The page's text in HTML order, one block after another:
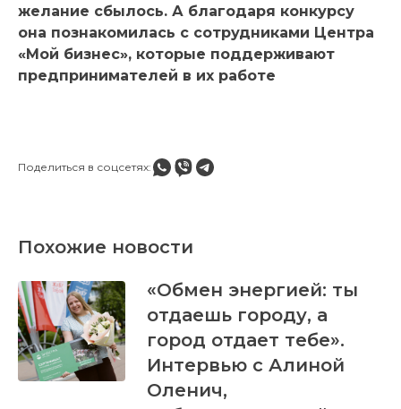
желание сбылось. А благодаря конкурсу
она познакомилась с сотрудниками Центра
«Мой бизнес», которые поддерживают
предпринимателей в их работе
Поделиться в соцсетях:
Похожие новости
«Обмен энергией: ты
отдаешь городу, а
город отдает тебе».
Интервью с Алиной
Оленич,